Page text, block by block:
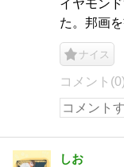
イヤモン
た。邦画
ナイス
コメント(0)
しお